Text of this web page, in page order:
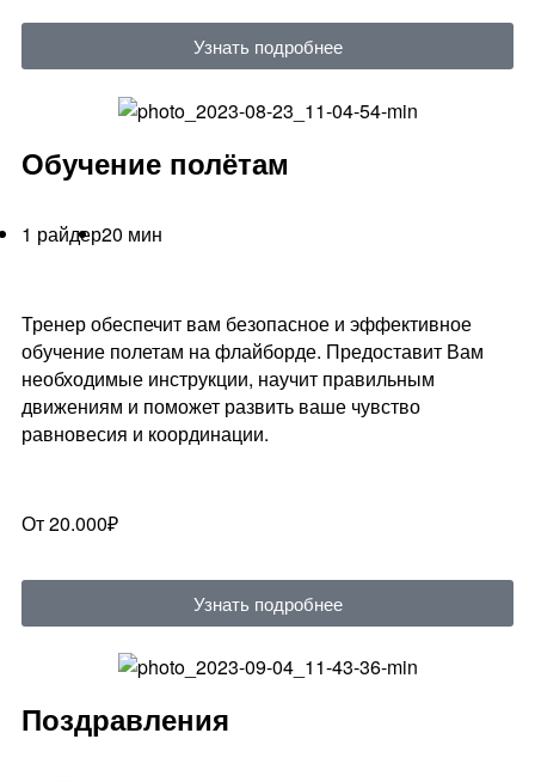
Узнать подробнее
Обучение полётам
1 райдер20 мин
Тренер обеспечит вам безопасное и эффективное
обучение полетам на флайборде. Предоставит Вам
необходимые инструкции, научит правильным
движениям и поможет развить ваше чувство
равновесия и координации.
От 20.000₽
Узнать подробнее
Поздравления